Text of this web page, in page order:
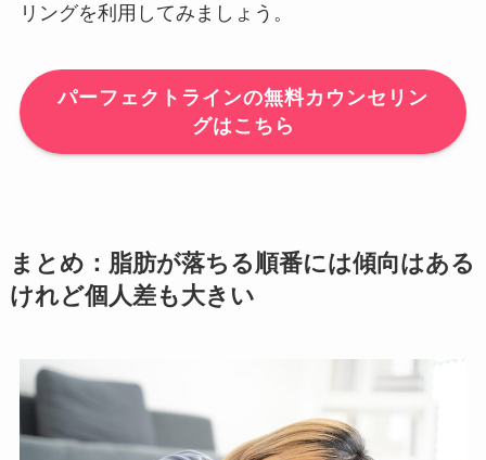
リングを利用してみましょう。
パーフェクトラインの無料カウンセリン
グはこちら
まとめ：脂肪が落ちる順番には傾向はある
けれど個人差も大きい